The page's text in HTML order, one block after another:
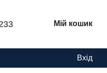
Мій кошик
Вхід